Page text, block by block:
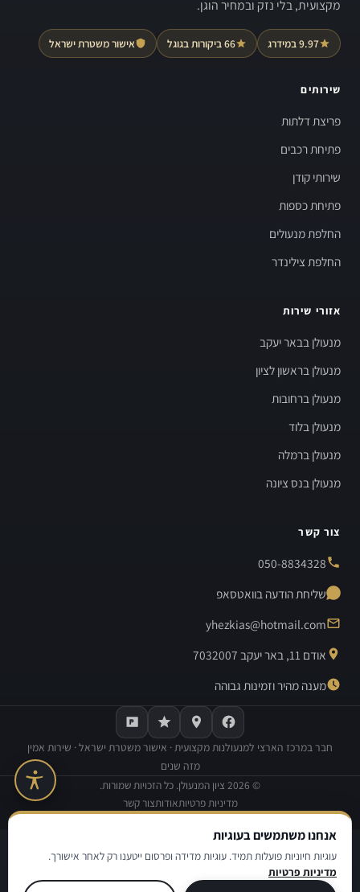
מקצועית, בלי נזק ובמחיר הוגן.
9.97 במידרג 66 ביקורות בגוגל אישור משטרת ישראל
שירותים
פריצת דלתות
פתיחת רכבים
שירותי קודן
פתיחת כספות
החלפת מנעולים
החלפת צילינדר
אזורי שירות
מנעולן בבאר יעקב
מנעולן בראשון לציון
מנעולן ברחובות
מנעולן בלוד
מנעולן ברמלה
מנעולן בנס ציונה
צור קשר
050-8834328
שליחת הודעה בוואטסאפ
yhezkias@hotmail.com
אודם 11, באר יעקב 7032007
מענה מהיר וזמינות גבוהה
חבר במרכז הארצי למנעולנות מקצועית · אישור משטרת ישראל · שירות אמין
מזה שנים
©
2026 ציון המנעולן. כל הזכויות שמורות.
מדיניות פרטיותאודותצור קשר
מדיניות פרטיות | תנאי שימוש | הצהרת נגישות
© ציון המנעולן
אנחנו משתמשים בעוגיות
עוגיות חיוניות פועלות תמיד. עוגיות מדידה ופרסום ייטענו רק לאחר אישורך.
מדיניות פרטיות